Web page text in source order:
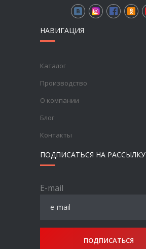
НАВИГАЦИЯ
Каталог
Производство
О компании
Блог
Контакты
ПОДПИСАТЬСЯ НА РАССЫЛКУ
E-mail
ПОДПИСАТЬСЯ